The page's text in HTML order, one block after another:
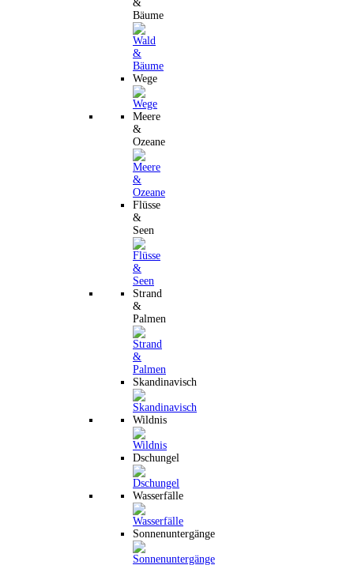
&
Bäume
Wege
Meere
&
Ozeane
Flüsse
&
Seen
Strand
&
Palmen
Skandinavisch
Wildnis
Dschungel
Wasserfälle
Sonnenuntergänge